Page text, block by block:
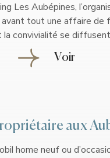
Les Aubépines,
avant tout une affaire de
la convivialité se
Voir
aux
home neuf ou